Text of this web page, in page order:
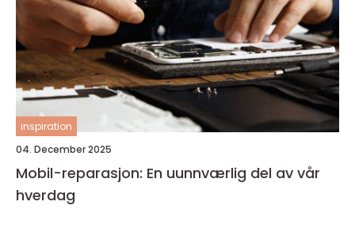
inspiration
04. December 2025
Mobil-reparasjon: En uunnværlig del av vår
hverdag